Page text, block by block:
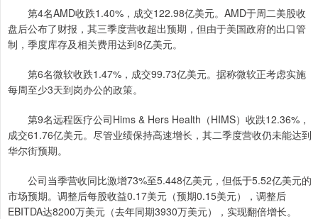
第4名AMD收跌1.40%，成交122.98亿美元。AMD于周二美股收
盘后公布了财报，其三季度营收超出预期，但由于美国政府的出口管
制，季度库存及相关费用达到8亿美元。
第6名微软收跌1.47%，成交99.73亿美元。据称微软正考虑实施
每周至少3天到岗办公的政策。
第9名远程医疗公司Hims & Hers Health（HIMS）收跌12.36%，
成交61.76亿美元。尽管业绩保持高速增长，其二季度营收仍未能达到
华尔街预期。
公司当季营收同比激增73%至5.448亿美元，但低于5.52亿美元的
市场预期。调整后每股收益0.17美元（预期0.15美元），调整后
EBITDA达8200万美元（去年同期3930万美元），实现翻倍增长。